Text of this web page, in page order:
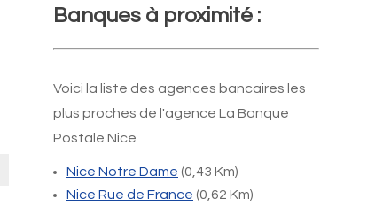
Banques à proximité :
Voici la liste des agences bancaires les
plus proches de l'agence La Banque
Postale Nice
Nice Notre Dame (0,43 Km)
Nice Rue de France (0,62 Km)